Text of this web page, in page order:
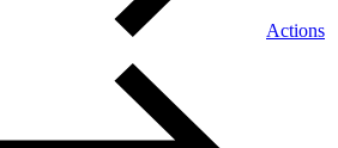
Actions